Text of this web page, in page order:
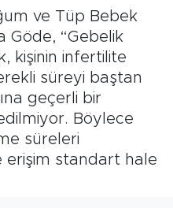
ve Tüp Bebek
Göde, “Gebelik
kişinin infertilite
süreyi baştan
geçerli bir
Böylece
süreleri
erişim standart hale